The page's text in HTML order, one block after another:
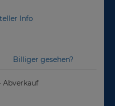
Info
Billiger gesehen?
Abverkauf